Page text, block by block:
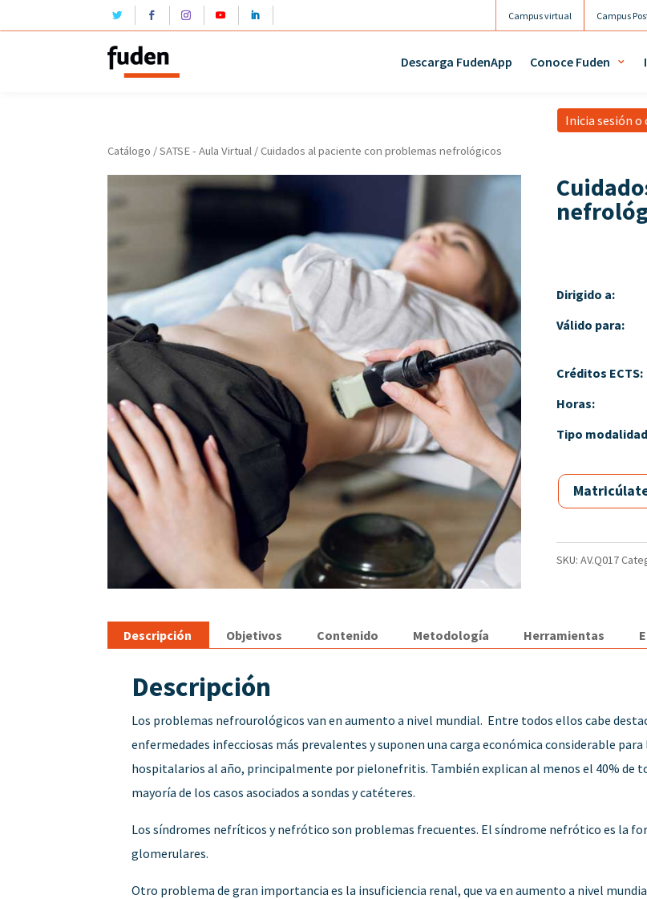
Campus
Campus virtual
Descarga FudenApp Conoce Fuden
Catálogo /SATSE - Aula Virtual / Cuidados al paciente con problemas nefrológicos
Inicia sesión
Dirigido a:
Válido para:
Créditos ECTS:
Horas:
Tipo
SKU: AV.Q017
Descripción Objetivos Contenido Metodología Herramientas
Descripción
Los problemas nefrourológicos van en aumento a nivel mundial. Entre todos ellos cabe
enfermedades infecciosas más prevalentes y suponen una carga económica considerable
hospitalarios al año, principalmente por pielonefritis. También explican al menos el 40% de
mayoría de los casos asociados a sondas y catéteres.
Los síndromes nefríticos y nefrótico son problemas frecuentes. El síndrome nefrótico es la
glomerulares.
Otro problema de gran importancia es la insuficiencia renal, que va en aumento a nivel